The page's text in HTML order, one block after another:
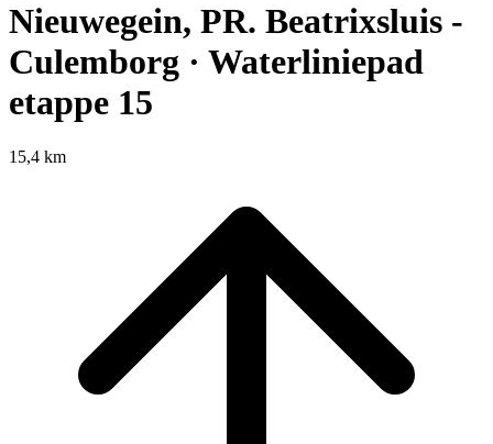
Nieuwegein, PR. Beatrixsluis -
Culemborg · Waterliniepad
etappe 15
15,4 km